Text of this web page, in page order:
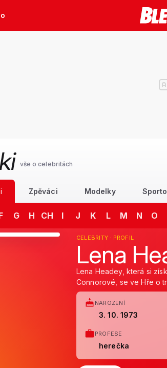
vše o celebritách
Zpěváci Modelky
G H CH I J K L M N O
CELEBRITY · PROFIL
Lena
Lena Headey, která si
Connorové, se ve Hře o
NAROZENÍ
3. 10. 1973
PROFESE
herečka